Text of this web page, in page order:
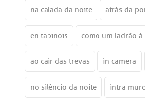
na calada da noite atrás da
en tapinois como um ladrão
ao cair das trevas in camera
no silêncio da noite intra